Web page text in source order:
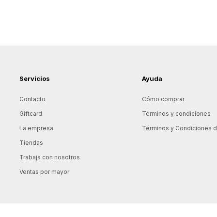
Servicios
Contacto
Giftcard
La empresa
Tiendas
Trabaja con nosotros
Ventas por mayor
Ayuda
Cómo comprar
Términos y condiciones
Términos y Condiciones